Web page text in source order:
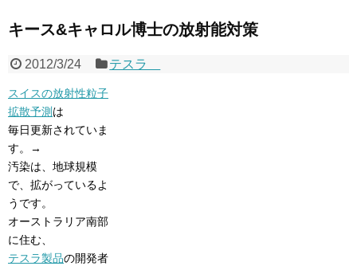
キース&キャロル博士の放射能対策
2012/3/24 テスラ
スイスの放射性粒子
拡散予測 は
毎日更新されていま
す。→
汚染は、地球規模
で、拡がっているよ
うです。
オーストラリア南部
に住む、
テスラ製品の開発者